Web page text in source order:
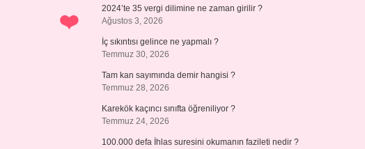
2024’te 35 vergi dilimine ne zaman girilir ?
Ağustos 3, 2026
İç sıkıntısı gelince ne yapmalı ?
Temmuz 30, 2026
Tam kan sayımında demir hangisi ?
Temmuz 28, 2026
Karekök kaçıncı sınıfta öğreniliyor ?
Temmuz 24, 2026
100.000 defa İhlas suresini okumanın fazileti nedir ?